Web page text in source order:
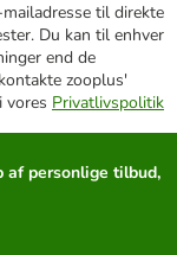
til direkte
Du kan til enhver
end de
zooplus'
vores Privatlivspolitik
af personlige tilbud,